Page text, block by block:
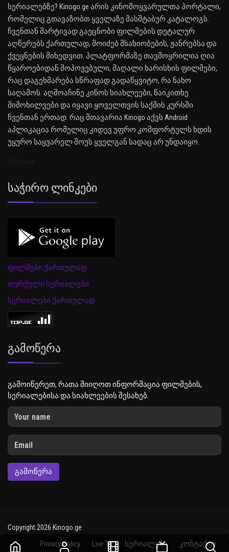
სერიალებზე? Kinogo.ge არის კინომოყვარულთა პორტალი,
რომელიც გთავაზობთ ყველაზე მასშტაბურ კატალოგს.
ჩვენთან მარტივად გაეცნობი ფილმების დეტალურ
აღწერებს ქართულად, მოიძებ მსახიობების, ჟანრებსა და
ქვეყნების მიხედვით. პლატფორმაზე თავმოყრილია ღია
წყაროებიდან მოპოვებული, მაღალი ხარისხის ფილმები,
რაც დაგეხმარება სწრაფად გადაწყვიტო, რა ნახო
საღამოს. აღმოაჩინე კინოს სიახლეები, წაიკითხე
მიმოხილვები და იყავი ყოველთვის საქმის კურსში
ჩვენთან ერთად. რაც მთავარია Kinogo აქვს Android
აპლიკაცია რომელიც კიდევ უფრო კომფორტულს ხდის
უყურო საყვარელ შოუს ყველგან სადაც არ უნდაიყო.
Საჭირო Ლინკები
ფილმები ქართულად
თურქული სერიალები
სერიალები ქართულად
Გამოწერა
გამოიწერეთ, რათა მიიღოთ ინფორმაცია ფილმების,
სერიალებისა და სიახლეების შესახებ.
ᲒᲐᲛᲝᲬᲔᲠᲐ
Copyright 2026 Kinogo.ge
Privacy Policy Live TV სერიალები კონტაქტი